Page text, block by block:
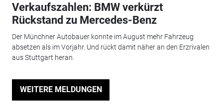
Verkaufszahlen: BMW verkürzt
Rückstand zu Mercedes-Benz
Der Münchner Autobauer konnte im August mehr Fahrzeug
absetzen als im Vorjahr. Und rückt damit näher an den Erzrivalen
aus Stuttgart heran.
WEITERE MELDUNGEN